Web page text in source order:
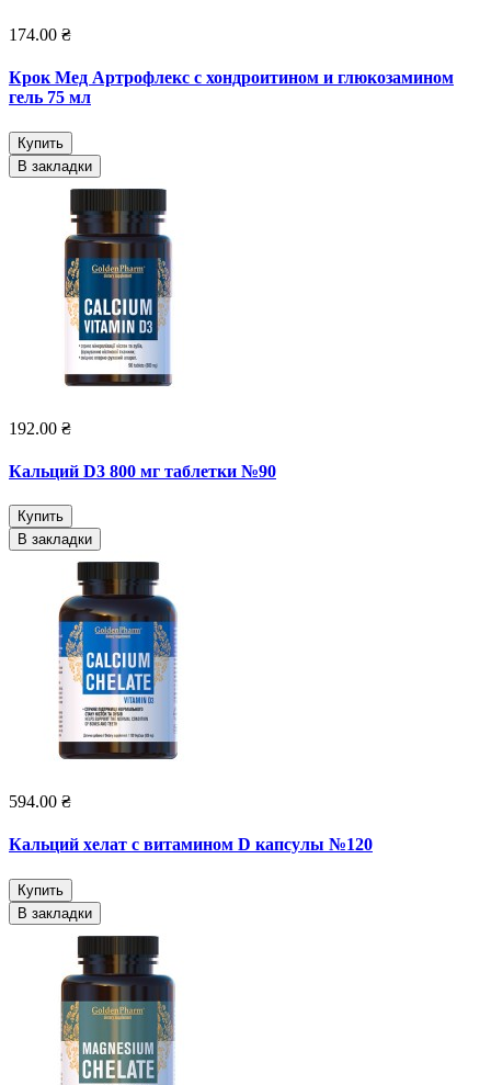
174.00 ₴
Крок Мед Артрофлекс с хондроитином и глюкозамином
гель 75 мл
Купить
В закладки
192.00 ₴
Кальций D3 800 мг таблетки №90
Купить
В закладки
594.00 ₴
Кальций хелат с витамином D капсулы №120
Купить
В закладки